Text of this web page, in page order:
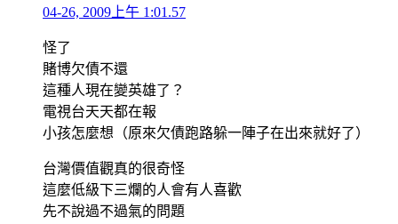
04-26, 2009上午 1:01.57
怪了
賭博欠債不還
這種人現在變英雄了？
電視台天天都在報
小孩怎麼想（原來欠債跑路躲一陣子在出來就好了）
台灣價值觀真的很奇怪
這麼低級下三爛的人會有人喜歡
先不說過不過氣的問題